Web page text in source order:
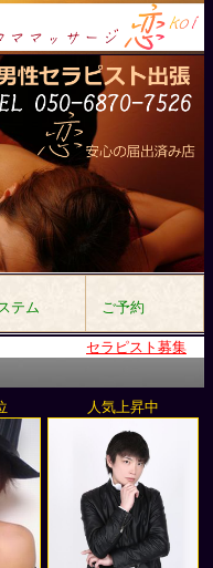
テム ご予約
セラピスト募集
人気上昇中